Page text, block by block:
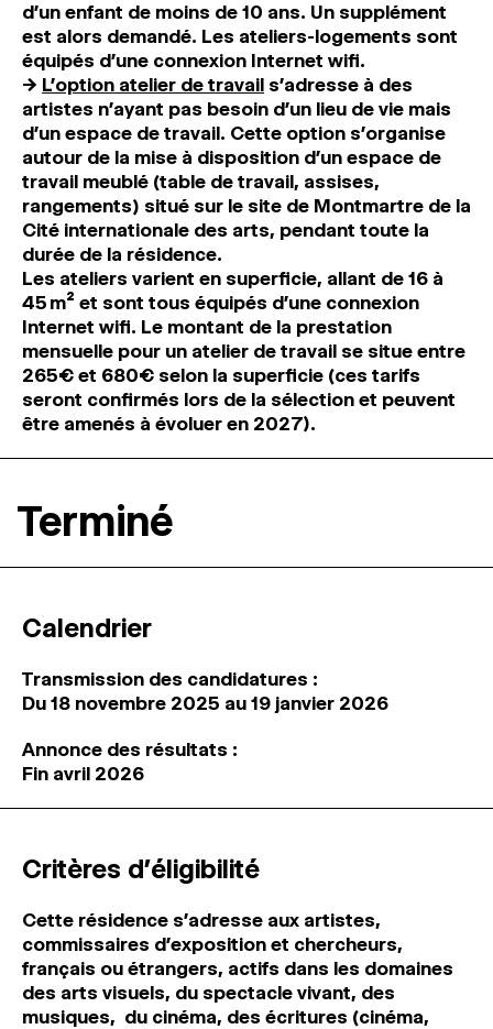
d’un enfant de moins de 10 ans. Un supplément
est alors demandé. Les ateliers-logements sont
équipés d’une connexion Internet wifi.
→ L’option atelier de travail s’adresse à des
artistes n’ayant pas besoin d’un lieu de vie mais
d’un espace de travail. Cette option s’organise
autour de la mise à disposition d’un espace de
travail meublé (table de travail, assises,
rangements) situé sur le site de Montmartre de la
Cité internationale des arts, pendant toute la
durée de la résidence.
Les ateliers varient en superficie, allant de 16 à
45 m² et sont tous équipés d’une connexion
Internet wifi. Le montant de la prestation
mensuelle pour un atelier de travail se situe entre
265€ et 680€ selon la superficie (ces tarifs
seront confirmés lors de la sélection et peuvent
être amenés à évoluer en 2027).
Terminé
Calendrier
Transmission des candidatures :
Du 18 novembre 2025 au 19 janvier 2026
Annonce des résultats :
Fin avril 2026
Critères d’éligibilité
Cette résidence s’adresse aux artistes,
commissaires d’exposition et chercheurs,
français ou étrangers, actifs dans les domaines
des arts visuels, du spectacle vivant, des
musiques, du cinéma, des écritures (cinéma,